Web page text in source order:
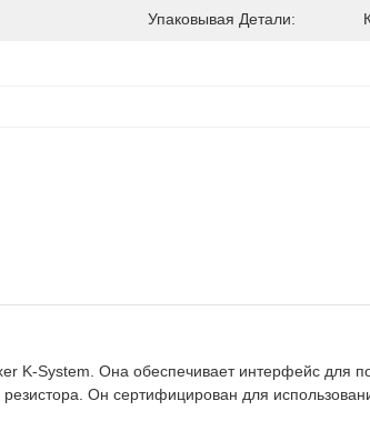
Упаковывая Детали:
K-System. Она обеспечивает интерфейс
Он сертифицирован для